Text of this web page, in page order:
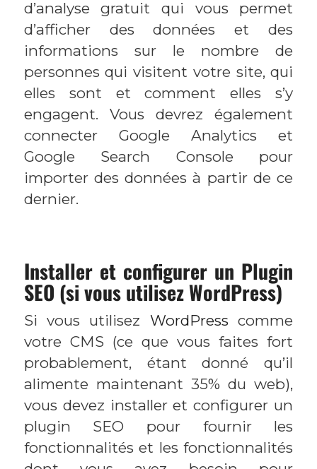
d’analyse gratuit qui vous permet
d’afficher des données et des
informations sur le nombre de
personnes qui visitent votre site, qui
elles sont et comment elles s’y
engagent. Vous devrez également
connecter Google Analytics et
Google Search Console pour
importer des données à partir de ce
dernier.
Installer et configurer un Plugin
SEO (si vous utilisez WordPress)
Si vous utilisez WordPress comme
votre CMS (ce que vous faites fort
probablement, étant donné qu’il
alimente maintenant 35% du web),
vous devez installer et configurer un
plugin SEO pour fournir les
fonctionnalités et les fonctionnalités